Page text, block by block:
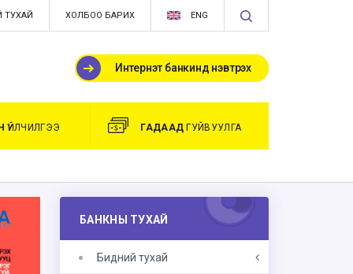
ТУХАЙ ХОЛБОО БАРИХ ENG
Интернэт банкинд нэвтрэх
ҮЙЛЧИЛГЭЭ ГАДААД ГУЙВУУЛГА
БАНКНЫ ТУХАЙ
Бидний тухай